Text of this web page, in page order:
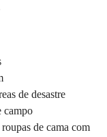
de desastre
campo
de cama com